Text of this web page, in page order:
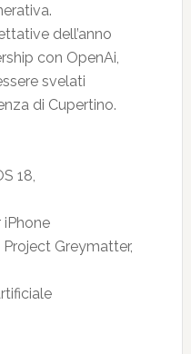
dell’anno
con OpenAi,
svelati
di Cupertino.
18,
Greymatter,